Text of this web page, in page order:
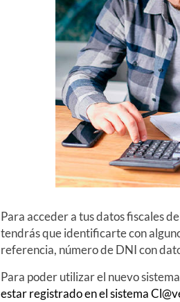
Para acceder a tus datos fiscales
tendrás que identificarte con
referencia, número de DNI con
Para poder utilizar el nuevo sistema
estar registrado en el sistema